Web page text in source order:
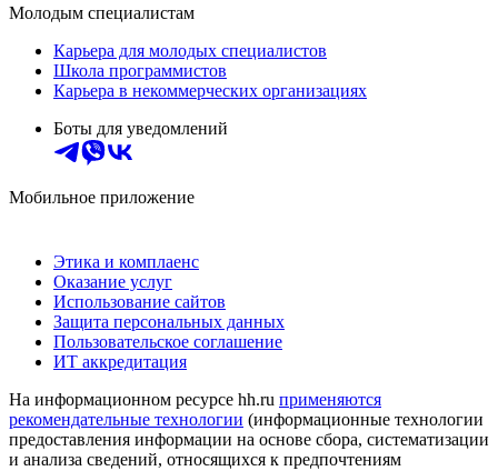
Молодым специалистам
Карьера для молодых специалистов
Школа программистов
Карьера в некоммерческих организациях
Боты для уведомлений
Мобильное приложение
Этика и комплаенс
Оказание услуг
Использование сайтов
Защита персональных данных
Пользовательское соглашение
ИТ аккредитация
На информационном ресурсе hh.ru применяются
рекомендательные технологии (информационные технологии
предоставления информации на основе сбора, систематизации
и анализа сведений, относящихся к предпочтениям